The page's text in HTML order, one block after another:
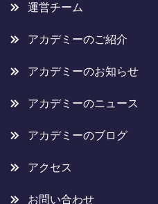
運営チーム
アカデミーのご紹介
アカデミーのお知らせ
アカデミーのニュース
アカデミーのブログ
アクセス
お問い合わせ